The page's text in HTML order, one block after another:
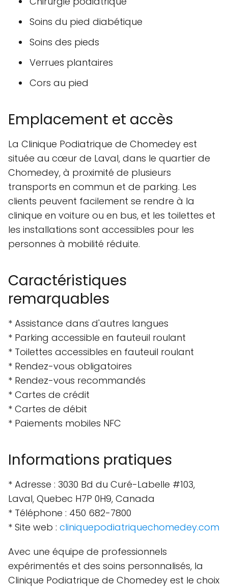
Soins du pied diabétique
Soins des pieds
Verrues plantaires
Cors au pied
Emplacement et accès
La Clinique Podiatrique de Chomedey est
située au cœur de Laval, dans le quartier de
Chomedey, à proximité de plusieurs
transports en commun et de parking. Les
clients peuvent facilement se rendre à la
clinique en voiture ou en bus, et les toilettes et
les installations sont accessibles pour les
personnes à mobilité réduite.
Caractéristiques
remarquables
* Assistance dans d'autres langues
* Parking accessible en fauteuil roulant
* Toilettes accessibles en fauteuil roulant
* Rendez-vous obligatoires
* Rendez-vous recommandés
* Cartes de crédit
* Cartes de débit
* Paiements mobiles NFC
Informations pratiques
* Adresse : 3030 Bd du Curé-Labelle #103,
Laval, Quebec H7P 0H9, Canada
* Téléphone : 450 682-7800
* Site web : cliniquepodiatriquechomedey.com
Avec une équipe de professionnels
expérimentés et des soins personnalisés, la
Clinique Podiatrique de Chomedey est le choix